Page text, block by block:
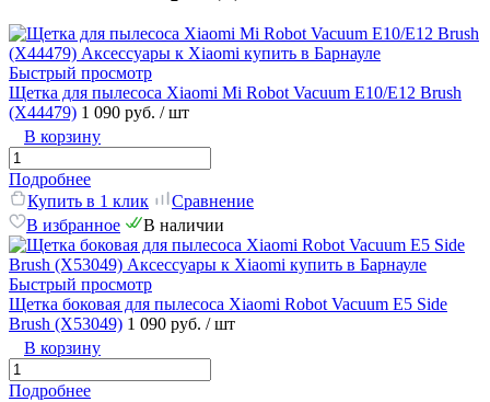
Быстрый просмотр
Щетка для пылесоса Xiaomi Mi Robot Vacuum Е10/E12 Brush
(X44479) 1 090 руб. / шт
В корзину
Подробнее
Купить в 1 клик
Сравнение
В избранное
В наличии
Быстрый просмотр
Щетка боковая для пылесоса Xiaomi Robot Vacuum E5 Side
Brush (X53049) 1 090 руб. / шт
В корзину
Подробнее